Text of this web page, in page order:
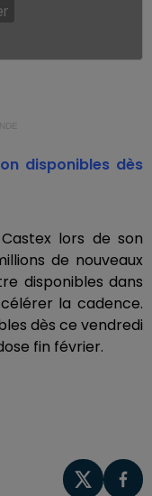
disponibles dès
lors de son
de nouveaux
disponibles dans
la cadence.
dès ce vendredi
fin février.